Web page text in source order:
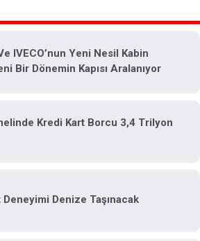
IVECO’nun Yeni Nesil Kabin
Bir Dönemin Kapısı Aralanıyor
Kredi Kart Borcu 3,4 Trilyon
Denize Taşınacak